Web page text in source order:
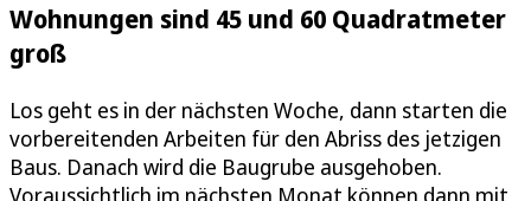
Wohnungen sind 45 und 60 Quadratmeter
groß
Los geht es in der nächsten Woche, dann starten die
vorbereitenden Arbeiten für den Abriss des jetzigen
Baus. Danach wird die Baugrube ausgehoben.
Voraussichtlich im nächsten Monat können dann mit